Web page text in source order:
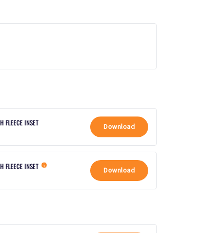
FLEECE INSET Download
FLEECE INSET Download